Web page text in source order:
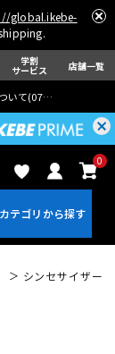
global.ikebe-
学割
サービス 店舗一覧
いて(07月29日
0
シンセサイザー